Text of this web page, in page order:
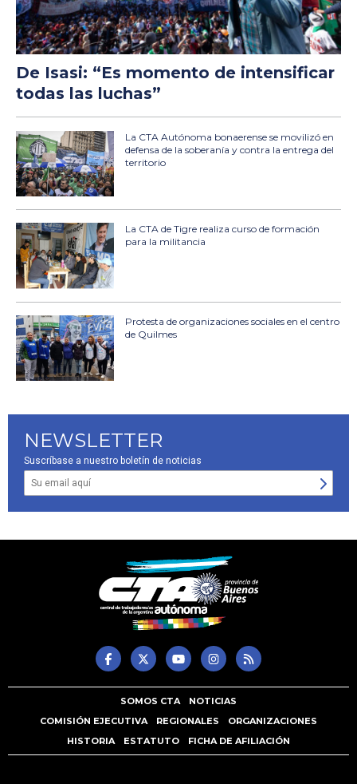
De Isasi: “Es momento de intensificar
todas las luchas”
La CTA Autónoma bonaerense se movilizó en
defensa de la soberanía y contra la entrega del
territorio
La CTA de Tigre realiza curso de formación
para la militancia
Protesta de organizaciones sociales en el centro
de Quilmes
NEWSLETTER
Suscríbase a nuestro boletín de noticias
SOMOS CTA
NOTICIAS
COMISIÓN EJECUTIVA
REGIONALES
ORGANIZACIONES
HISTORIA
ESTATUTO FICHA DE AFILIACIÓN